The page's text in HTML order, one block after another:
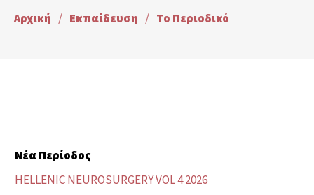
Αρχική / Εκπαίδευση / Το Περιοδικό
Νέα Περίοδος
HELLENIC NEUROSURGERY VOL 4 2026